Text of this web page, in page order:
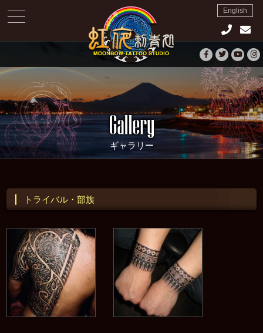
toggle
navigation
ギャラリー
English
トライバル・部族